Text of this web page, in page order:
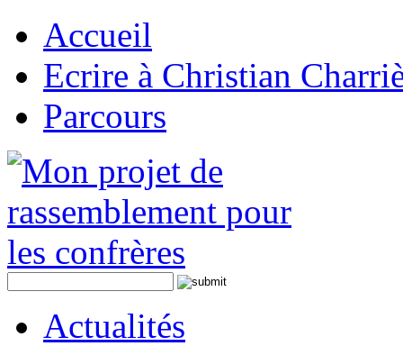
Accueil
Ecrire à Christian
Parcours
Actualités